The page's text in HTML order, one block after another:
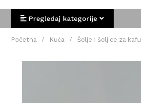
Pregledaj kategorije
Početna / Kuća / Šolje i šoljice za kafu